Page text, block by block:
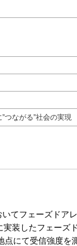
つながる”社会の実現
てフェーズドア
装したフェーズ
点にて受信強度を